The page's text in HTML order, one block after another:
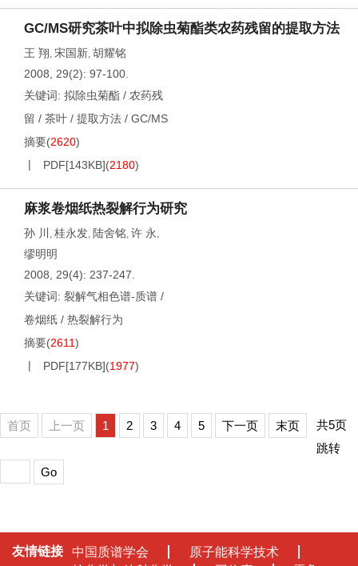
GC/MS研究茶叶中拟除虫菊酯类农药残留的提取方法
王 翔, 宋国新, 胡耀铭
2008, 29(2): 97-100.
关键词: 拟除虫菊酯 / 农药残
留 / 茶叶 / 提取方法 / GC/MS
摘要(2620)
PDF[143KB](2180)
麻浆卷烟纸热裂解行为研究
孙 川 , 桂永发, 陆舍铭, 许 永 ,
缪明明
2008, 29(4): 237-247.
关键词: 裂解气相色谱-质谱 /
卷烟纸 / 热裂解行为
摘要(2611)
PDF[177KB](1977)
首页 上一页 1 2 3 4 5 下一页 末页
共5页
跳转
Go
友情链接 中国质谱学会
原子能科学技术